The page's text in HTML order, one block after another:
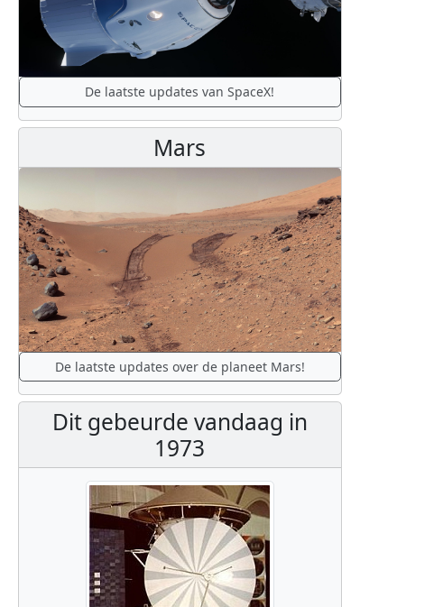
De laatste updates van SpaceX!
Mars
De laatste updates over de planeet Mars!
Dit gebeurde vandaag in
1973